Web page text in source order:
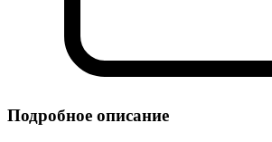
Подробное описание